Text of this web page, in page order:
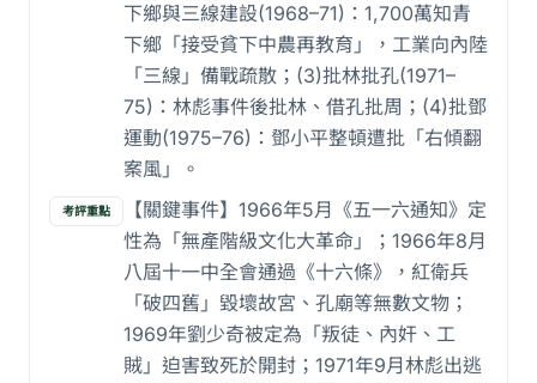
下鄉與三線建設(1968–71)：1,700萬知青
下鄉「接受貧下中農再教育」，工業向內陸
「三線」備戰疏散；(3)批林批孔(1971–
75)：林彪事件後批林、借孔批周；(4)批鄧
運動(1975–76)：鄧小平整頓遭批「右傾翻
案風」。
考評重點
【關鍵事件】1966年5月《五一六通知》定
性為「無產階級文化大革命」；1966年8月
八屆十一中全會通過《十六條》，紅衛兵
「破四舊」毀壞故宮、孔廟等無數文物；
1969年劉少奇被定為「叛徒、內奸、工
賊」迫害致死於開封；1971年9月林彪出逃